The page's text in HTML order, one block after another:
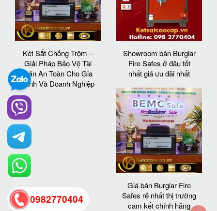
Két Sắt Chống Trộm –
Giải Pháp Bảo Vệ Tài
Sản An Toàn Cho Gia
Đình Và Doanh Nghiệp
Showroom bán Burglar
Fire Safes ở đâu tốt
nhất giá ưu đãi nhất
Giá bán Burglar Fire
Safes rẻ nhất thị trường
cam kết chính hãng
0982770404